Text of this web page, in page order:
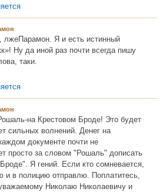
лжеПарамон. Я и есть истинный
Ну да иной раз почти всегда пишу
таки.
на Крестовом Броде! Это будет
сильных волнений. Денег на
документе почти не
просто за словом "Рошаль" дописать
Я гений. Если кто сомневается,
и в полицию отправлю. Поплатитесь,
Николаю Николаевичу и